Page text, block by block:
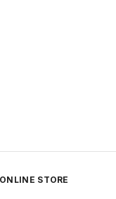
ONLINE STORE